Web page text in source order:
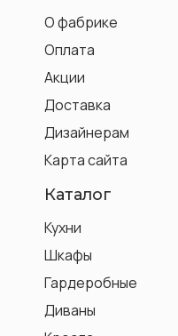
Акции
Оплата
Доставка
О фабрике
Каталог
Карта сайта
Дизайнерам
Диваны
Шкафы
Гардеробные
Кухни